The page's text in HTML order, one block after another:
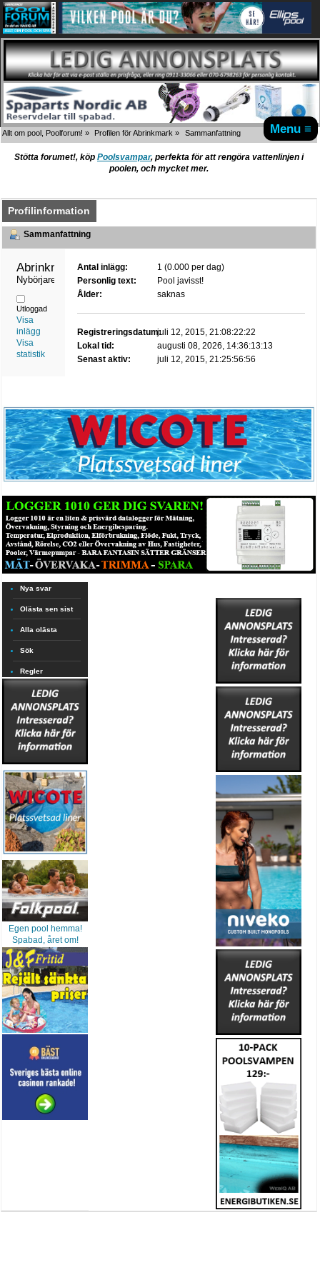
Menu ≡
Allt om pool, Poolforum! » Profilen för Abrinkmark » Sammanfattning
Stötta forumet!, köp Poolsvampar, perfekta för att rengöra vattenlinjen i
poolen, och mycket mer.
Profilinformation
Sammanfattning
Abrinkmark
Nybörjare
Utloggad
Visa
inlägg
Visa
statistik
Antal inlägg:
1 (0.000 per dag)
Personlig text:
Pool javisst!
Ålder:
saknas
Registreringsdatum:juli 12, 2015, 21:08:22:22
Lokal tid:
augusti 08, 2026, 14:36:13:13
Senast aktiv:
juli 12, 2015, 21:25:56:56
Nya svar
Olästa sen sist
Alla olästa
Sök
Regler
Egen pool hemma!
Spabad, året om!